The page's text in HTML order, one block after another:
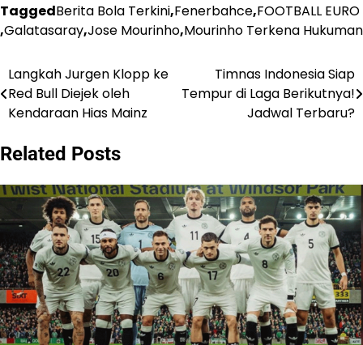
TaggedBerita Bola Terkini,Fenerbahce,FOOTBALL EURO
,Galatasaray,Jose Mourinho,Mourinho Terkena Hukuman
Post
navigation
Langkah Jurgen Klopp ke
Red Bull Diejek oleh
Kendaraan Hias Mainz
Timnas Indonesia Siap
Tempur di Laga Berikutnya!
Jadwal Terbaru?
Related Posts